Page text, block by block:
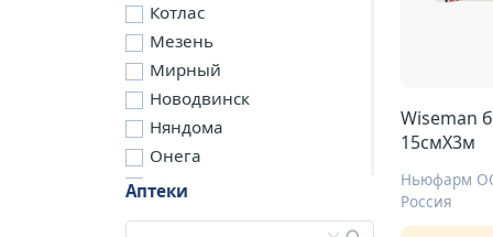
Котлас
Мезень
Мирный
Новодвинск
Няндома
Онега
Северодвинск
Аптеки
Wiseman
15смX3м
Ньюфарм
Россия